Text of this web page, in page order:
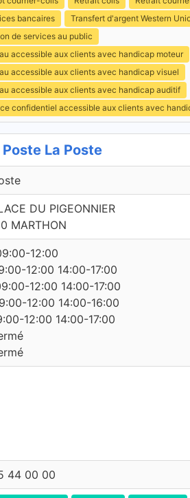
bancaires
Transfert d'argent Western
de services au public
accessible aux clients avec handicap moteur
accessible aux clients avec handicap visuel
accessible aux clients avec handicap auditif
confidentiel accessible aux clients avec
La Poste
DU PIGEONNIER
MARTHON
12:00
12:00 14:00-17:00
12:00 14:00-17:00
12:00 14:00-16:00
12:00 14:00-17:00
44 00 00